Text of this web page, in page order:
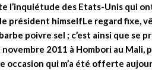
l’inquiétude des Etats-Unis qui
président himselfLe regard fixe,
poivre sel ; c’est ainsi que se
2011 à Hombori au Mali,
occasion qui m’a été offerte